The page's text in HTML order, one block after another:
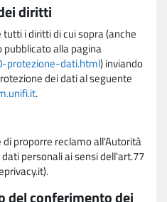
diritti
i diritti di cui sopra (anche
alla pagina
protezione-dati.html) inviando
dei dati al seguente
.
proporre reclamo all'Autorità
personali ai sensi dell'art.77
del conferimento dei